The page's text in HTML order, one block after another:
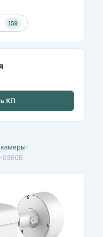
159
КП
камеры›
0360B